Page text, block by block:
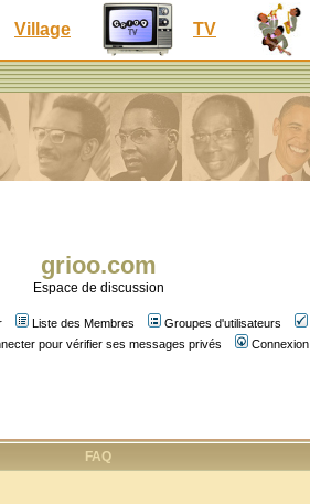
Village TV
grioo.com
Espace de discussion
Liste des Membres Groupes d'utilisateurs
pour vérifier ses messages privés Connexion
FAQ